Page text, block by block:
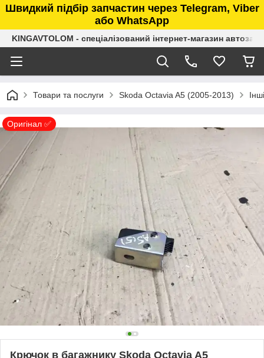
Швидкий підбір запчастин через Telegram, Viber
або WhatsApp
KINGAVTOLOM - спеціалізований інтернет-магазин
Товари та послуги Skoda Octavia A5 (2005-2013)
Оригінал ✅
Крючок в багажнику Skoda Octavia A5